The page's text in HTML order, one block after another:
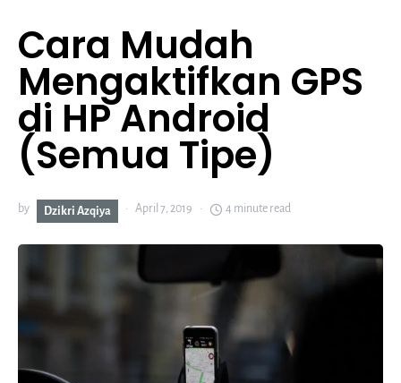
Cara Mudah
Mengaktifkan GPS
di HP Android
(Semua Tipe)
by Dzikri Azqiya April 7, 2019 4 minute read